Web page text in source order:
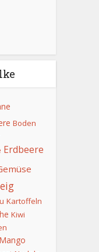
Boden
Erdbeere
Kartoffeln
Kiwi
Mango